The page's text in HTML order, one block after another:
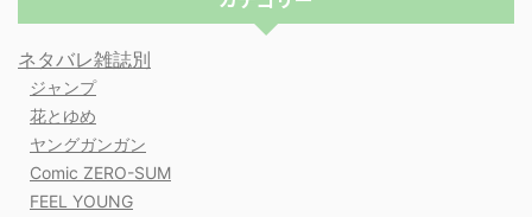
ネタバレ雑誌別
ジャンプ
花とゆめ
ヤングガンガン
Comic ZERO-SUM
FEEL YOUNG